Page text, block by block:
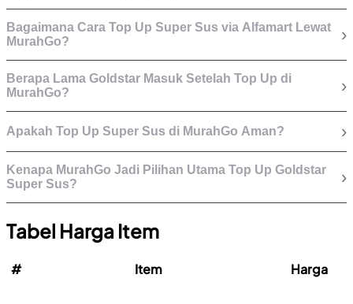
Bagaimana Cara Top Up Super Sus via Alfamart Lewat
MurahGo?
›
Berapa Lama Goldstar Masuk Setelah Top Up di
MurahGo?
›
Apakah Top Up Super Sus di MurahGo Aman? ›
Kenapa MurahGo Jadi Pilihan Utama Top Up Goldstar
Super Sus?
›
Tabel Harga Item
# Item Harga